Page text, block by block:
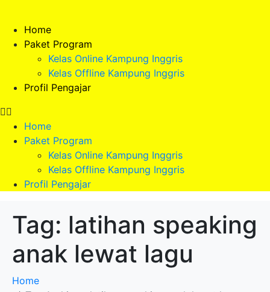
Home
Paket Program
Kelas Online Kampung Inggris
Kelas Offline Kampung Inggris
Profil Pengajar
Home
Paket Program
Kelas Online Kampung Inggris
Kelas Offline Kampung Inggris
Profil Pengajar
Tag: latihan speaking
anak lewat lagu
Home